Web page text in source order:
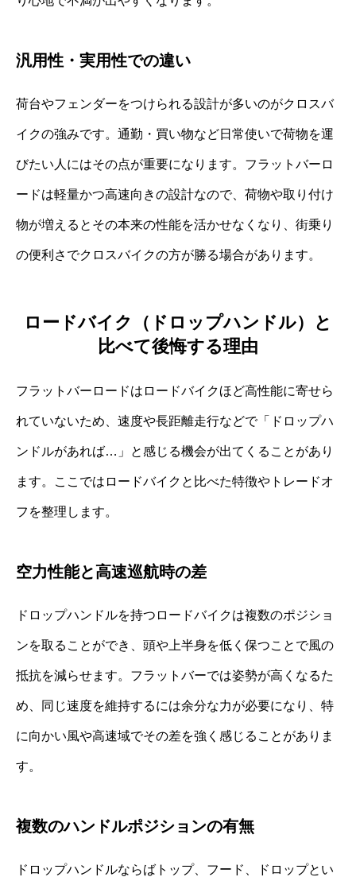
汎用性・実用性での違い
荷台やフェンダーをつけられる設計が多いのがクロスバ
イクの強みです。通勤・買い物など日常使いで荷物を運
びたい人にはその点が重要になります。フラットバーロ
ードは軽量かつ高速向きの設計なので、荷物や取り付け
物が増えるとその本来の性能を活かせなくなり、街乗り
の便利さでクロスバイクの方が勝る場合があります。
ロードバイク（ドロップハンドル）と
比べて後悔する理由
フラットバーロードはロードバイクほど高性能に寄せら
れていないため、速度や長距離走行などで「ドロップハ
ンドルがあれば…」と感じる機会が出てくることがあり
ます。ここではロードバイクと比べた特徴やトレードオ
フを整理します。
空力性能と高速巡航時の差
ドロップハンドルを持つロードバイクは複数のポジショ
ンを取ることができ、頭や上半身を低く保つことで風の
抵抗を減らせます。フラットバーでは姿勢が高くなるた
め、同じ速度を維持するには余分な力が必要になり、特
に向かい風や高速域でその差を強く感じることがありま
す。
複数のハンドルポジションの有無
ドロップハンドルならばトップ、フード、ドロップとい